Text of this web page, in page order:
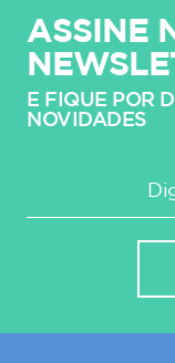
ASSINE
E FIQUE POR
NOVIDADES